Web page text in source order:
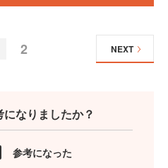
2 NEXT
なりましたか？
参考になった